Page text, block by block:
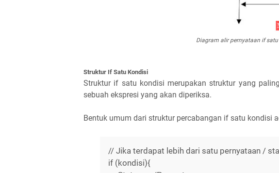
Diagram alir pernyataan if
Struktur If Satu Kondisi
Struktur if satu kondisi merupakan struktur yang
sebuah ekspresi yang akan diperiksa.
Bentuk umum dari struktur percabangan if satu kondisi
// Jika terdapat lebih dari satu pernyataan /
if (kondisi){